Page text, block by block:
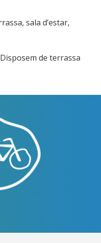
sala d’estar,
de terrassa